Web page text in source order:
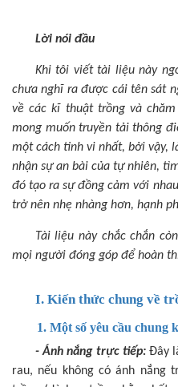
Lời nói đầu
Khi tôi viết tài liệu này
chưa nghĩ ra được cái tên sát
về các kĩ thuật trồng và
mong muốn truyền tải thông
một cách tinh vi nhất, bởi vậy,
nhận sự an bài của tự nhiên,
đó tạo ra sự đồng cảm với
trở nên nhẹ nhàng hơn, hạnh
Tài liệu này chắc chắn
mọi người đóng góp để hoàn
I. Kiến thức chung về
1. Một số yêu cầu chung
- Ánh nắng trực tiếp:Đây
rau, nếu không có ánh nắng